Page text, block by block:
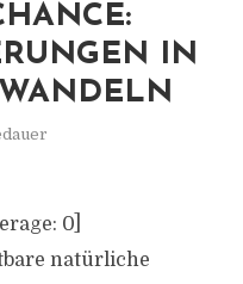
IN
0]
natürliche